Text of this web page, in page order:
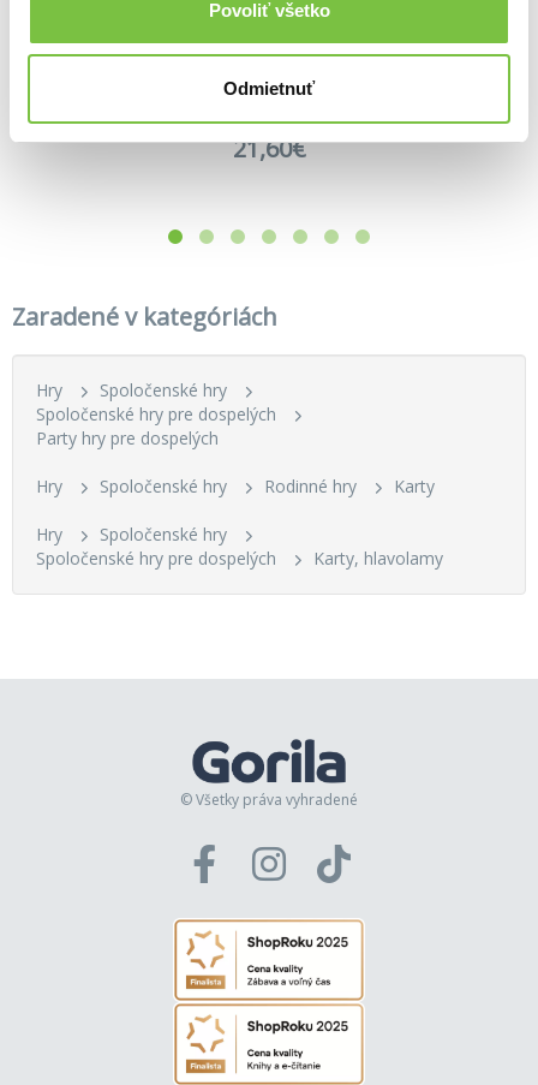
Povoliť všetko
Odmietnuť
Duel
Vlaada Chvátil
21,60€
Párty vtěrka
Zaradené v kategóriách
Hry
Spoločenské hry
Spoločenské hry pre dospelých
Party hry pre dospelých
Hry Spoločenské hry Rodinné hry Karty
Hry
Spoločenské hry
Spoločenské hry pre dospelých
Karty, hlavolamy
© Všetky práva vyhradené